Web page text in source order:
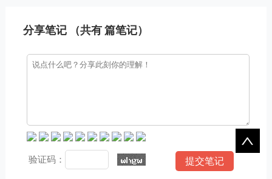
站。
分享笔记 （共有篇笔记）
验证码：